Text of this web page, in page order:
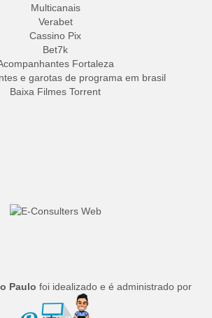
Multicanais
Verabet
Cassino Pix
Bet7k
Fortaleza
e garotas de programa em brasil
Baixa Filmes Torrent
Paulo foi idealizado e é administrado por